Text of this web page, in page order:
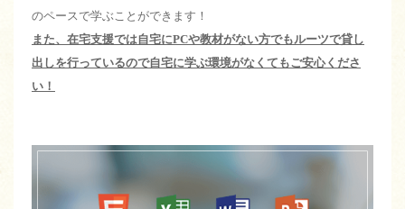
のペースで学ぶことができます！
また、在宅支援では自宅にPCや教材がない方でもルーツで貸し
出しを行っているので自宅に学ぶ環境がなくてもご安心くださ
い！